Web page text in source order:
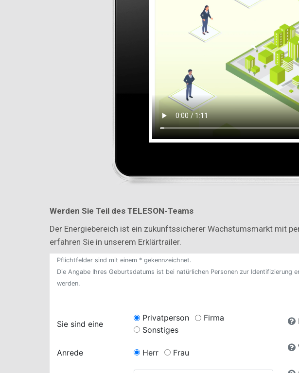
Werden Sie Teil des TELESON-Teams
Der Energiebereich ist ein zukunftssicherer Wachstumsmarkt mit
erfahren Sie in unserem Erklärtrailer.